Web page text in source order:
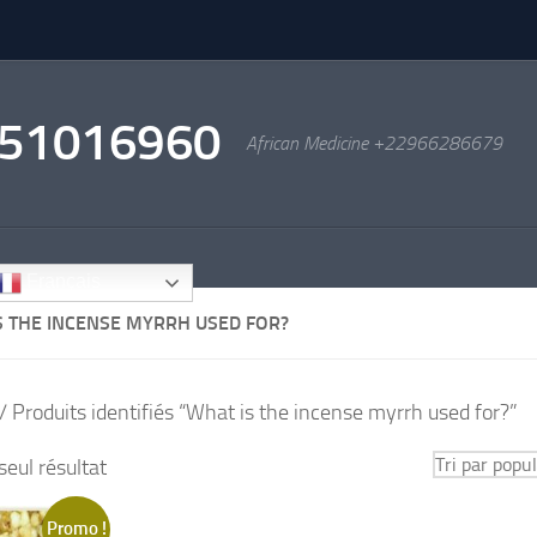
African Medicine +22966286679
THE INCENSE MYRRH USED FOR?
/ Produits identifiés “What is the incense myrrh used for?”
résultat
Promo !